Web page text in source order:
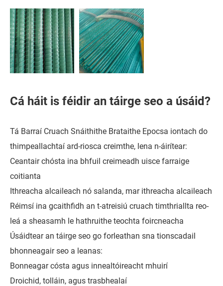
Cá háit is féidir an táirge seo a úsáid?
Tá Barraí Cruach Snáithithe Brataithe Epocsa iontach do
thimpeallachtaí ard-riosca creimthe, lena n-áirítear:
Ceantair chósta ina bhfuil creimeadh uisce farraige
coitianta
Ithreacha alcaileach nó salanda, mar ithreacha alcaileach
Réimsí ina gcaithfidh an t-atreisiú cruach timthriallta reo-
leá a sheasamh le hathruithe teochta foircneacha
Úsáidtear an táirge seo go forleathan sna tionscadail
bhonneagair seo a leanas:
Bonneagar cósta agus innealtóireacht mhuirí
Droichid, tolláin, agus trasbhealaí